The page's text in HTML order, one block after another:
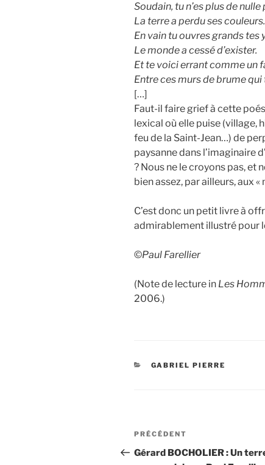
Soudain, tu n’es plus de nulle
La terre a perdu ses couleurs.
En vain tu ouvres grands tes
Le monde a cessé d’exister.
Et te voici errant comme un
Entre ces murs de brume qui
[…]
Faut-il faire grief à cette
lexical où elle puise (village,
feu de la Saint-Jean…) de
paysanne dans l’imaginaire
? Nous ne le croyons pas, et
bien assez, par ailleurs, aux
C’est donc un petit livre à
admirablement illustré pour
©Paul Farellier
(Note de lecture in Les
2006.)
CATÉGORIES
GABRIEL PIERRE
Navigation
de
Article
précédent
PRÉCÉDENT
Gérard BOCHOLIER : Un